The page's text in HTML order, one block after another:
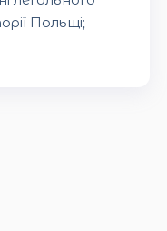
Польщі;